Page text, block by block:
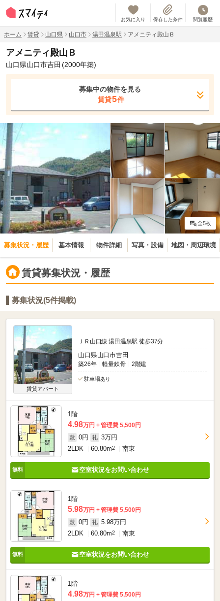
お気に入り 保存した条件 閲覧履歴
ホーム 賃貸 山口県 山口市 湯田温泉駅 アメニティ殿山Ｂ
アメニティ殿山Ｂ
山口県山口市吉田 (2000年築)
募集中の物件を見る
賃貸5件
全5枚
募集状況・履歴 基本情報 物件詳細 写真・設備 地図・周辺環境
賃貸募集状況・履歴
募集状況(5件掲載)
賃貸アパート
ＪＲ山口線 湯田温泉駅 徒歩37分
山口県山口市吉田
築26年 軽量鉄骨 2階建
駐車場あり
1階
4.98万円
管理費 5,500円
敷 0円 礼 3万円
2LDK
60.80m2 南東
空室状況をお問い合わせ
1階
5.98万円
管理費 5,500円
敷 0円 礼 5.98万円
2LDK
60.80m2 南東
空室状況をお問い合わせ
1階
4.98万円
管理費 5,500円